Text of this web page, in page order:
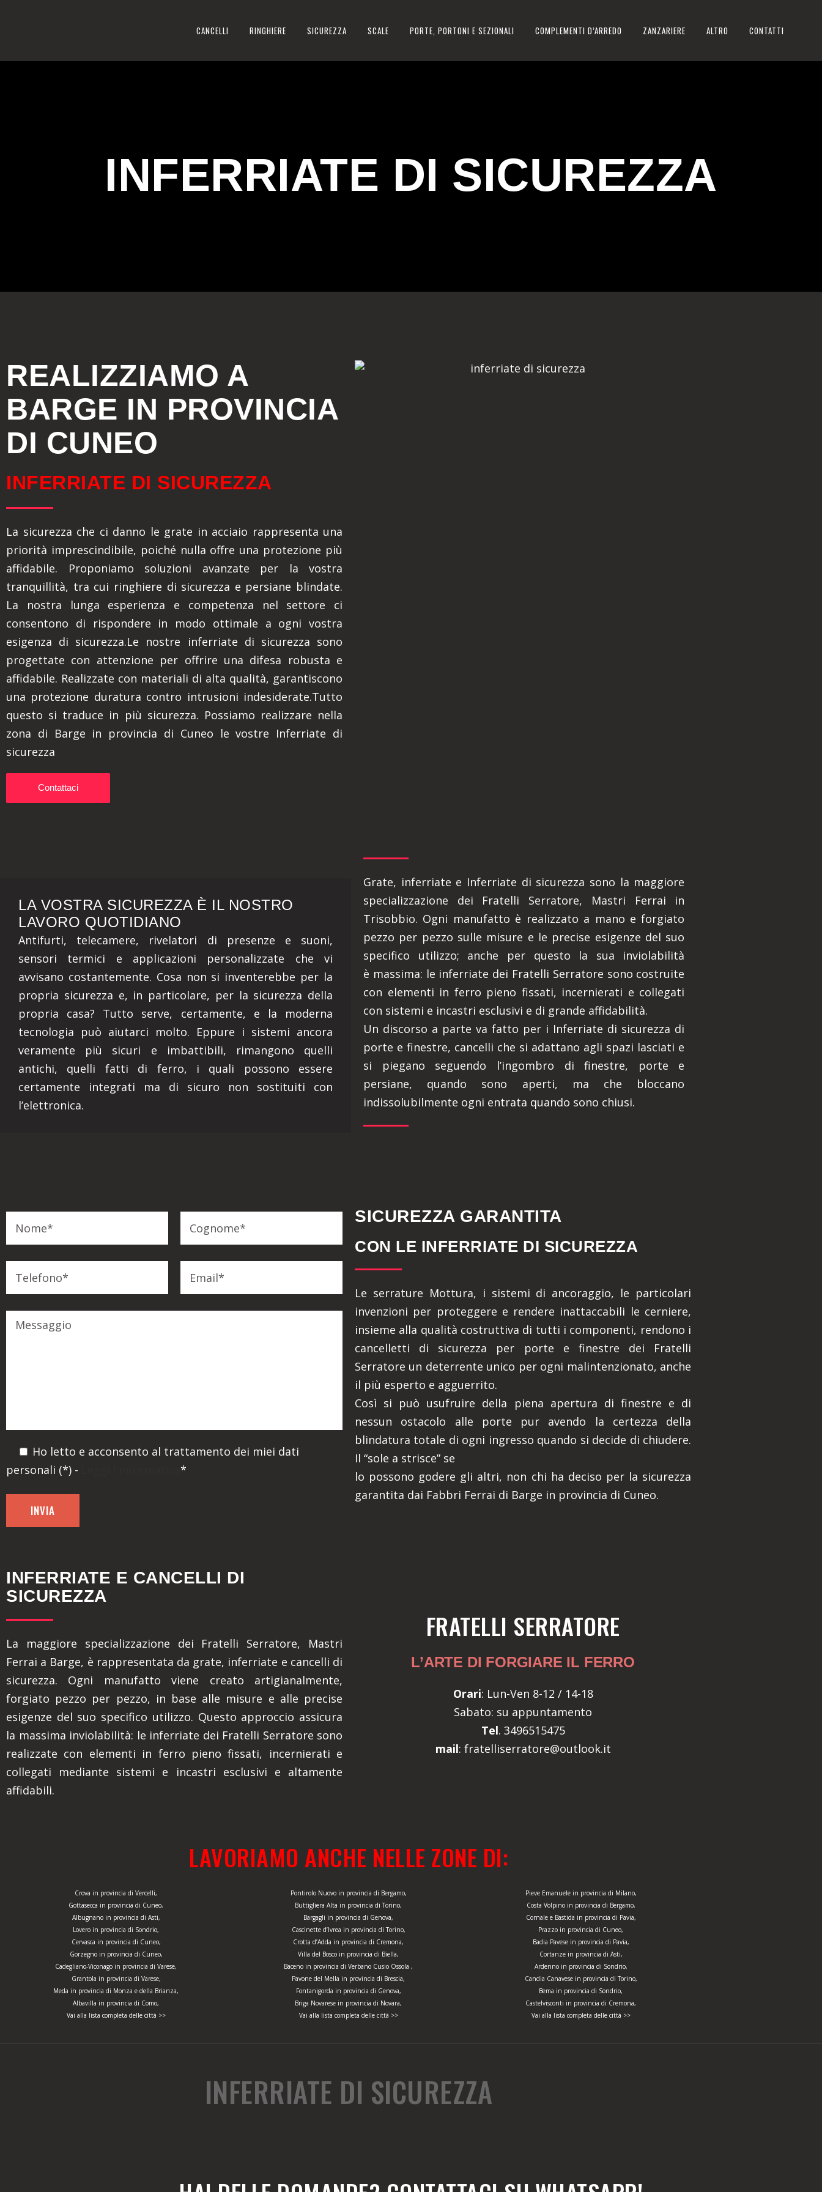
CANCELLI RINGHIERE SICUREZZA SCALE PORTE, PORTONI E SEZIONALI COMPLEMENTI D’ARREDO ZANZARIERE ALTRO CONTATTI
INFERRIATE DI SICUREZZA
REALIZZIAMO A
BARGE IN PROVINCIA
DI CUNEO
INFERRIATE DI SICUREZZA
La sicurezza che ci danno le grate in acciaio rappresenta una
priorità imprescindibile, poiché nulla offre una protezione più
affidabile. Proponiamo soluzioni avanzate per la vostra
tranquillità, tra cui ringhiere di sicurezza e persiane blindate.
La nostra lunga esperienza e competenza nel settore ci
consentono di rispondere in modo ottimale a ogni vostra
esigenza di sicurezza.Le nostre inferriate di sicurezza sono
progettate con attenzione per offrire una difesa robusta e
affidabile. Realizzate con materiali di alta qualità, garantiscono
una protezione duratura contro intrusioni indesiderate.Tutto
questo si traduce in più sicurezza. Possiamo realizzare nella
zona di Barge in provincia di Cuneo le vostre Inferriate di
sicurezza
Contattaci
LA VOSTRA SICUREZZA È IL NOSTRO
LAVORO QUOTIDIANO
Antifurti, telecamere, rivelatori di presenze e suoni,
sensori termici e applicazioni personalizzate che vi
avvisano costantemente. Cosa non si inventerebbe per la
propria sicurezza e, in particolare, per la sicurezza della
propria casa? Tutto serve, certamente, e la moderna
tecnologia può aiutarci molto. Eppure i sistemi ancora
veramente più sicuri e imbattibili, rimangono quelli
antichi, quelli fatti di ferro, i quali possono essere
certamente integrati ma di sicuro non sostituiti con
l’elettronica.
Grate, inferriate e Inferriate di sicurezza sono la maggiore
specializzazione dei Fratelli Serratore, Mastri Ferrai in
Trisobbio. Ogni manufatto è realizzato a mano e forgiato
pezzo per pezzo sulle misure e le precise esigenze del suo
specifico utilizzo; anche per questo la sua inviolabilità
è massima: le inferriate dei Fratelli Serratore sono costruite
con elementi in ferro pieno fissati, incernierati e collegati
con sistemi e incastri esclusivi e di grande affidabilità.
Un discorso a parte va fatto per i Inferriate di sicurezza di
porte e finestre, cancelli che si adattano agli spazi lasciati e
si piegano seguendo l’ingombro di finestre, porte e
persiane, quando sono aperti, ma che bloccano
indissolubilmente ogni entrata quando sono chiusi.
Ho letto e acconsento al trattamento dei miei dati
personali (*) -
*
SICUREZZA GARANTITA
CON LE INFERRIATE DI SICUREZZA
Le serrature Mottura, i sistemi di ancoraggio, le particolari
invenzioni per proteggere e rendere inattaccabili le cerniere,
insieme alla qualità costruttiva di tutti i componenti, rendono i
cancelletti di sicurezza per porte e finestre dei Fratelli
Serratore un deterrente unico per ogni malintenzionato, anche
il più esperto e agguerrito.
Così si può usufruire della piena apertura di finestre e di
nessun ostacolo alle porte pur avendo la certezza della
blindatura totale di ogni ingresso quando si decide di chiudere.
Il “sole a strisce” se
lo possono godere gli altri, non chi ha deciso per la sicurezza
garantita dai Fabbri Ferrai di Barge in provincia di Cuneo.
INFERRIATE E CANCELLI DI
SICUREZZA
La maggiore specializzazione dei Fratelli Serratore, Mastri
Ferrai a Barge, è rappresentata da grate, inferriate e cancelli di
sicurezza. Ogni manufatto viene creato artigianalmente,
forgiato pezzo per pezzo, in base alle misure e alle precise
esigenze del suo specifico utilizzo. Questo approccio assicura
la massima inviolabilità: le inferriate dei Fratelli Serratore sono
realizzate con elementi in ferro pieno fissati, incernierati e
collegati mediante sistemi e incastri esclusivi e altamente
affidabili.
FRATELLI SERRATORE
L’ARTE DI FORGIARE IL FERRO
Orari: Lun-Ven 8-12 / 14-18
Sabato: su appuntamento
Tel. 3496515475
mail: fratelliserratore@outlook.it
LAVORIAMO ANCHE NELLE ZONE DI:
Crova in provincia di Vercelli,
Gottasecca in provincia di Cuneo,
Albugnano in provincia di Asti,
Lovero in provincia di Sondrio,
Cervasca in provincia di Cuneo,
Gorzegno in provincia di Cuneo,
Cadegliano-Viconago in provincia di Varese,
Grantola in provincia di Varese,
Meda in provincia di Monza e della Brianza,
Albavilla in provincia di Como,
Vai alla lista completa delle città >>
Pontirolo Nuovo in provincia di Bergamo,
Buttigliera Alta in provincia di Torino,
Bargagli in provincia di Genova,
Cascinette d’Ivrea in provincia di Torino,
Crotta d’Adda in provincia di Cremona,
Villa del Bosco in provincia di Biella,
Baceno in provincia di Verbano Cusio Ossola ,
Pavone del Mella in provincia di Brescia,
Fontanigorda in provincia di Genova,
Briga Novarese in provincia di Novara,
Vai alla lista completa delle città >>
Pieve Emanuele in provincia di Milano,
Costa Volpino in provincia di Bergamo,
Cornale e Bastida in provincia di Pavia,
Prazzo in provincia di Cuneo,
Badia Pavese in provincia di Pavia,
Cortanze in provincia di Asti,
Ardenno in provincia di Sondrio,
Candia Canavese in provincia di Torino,
Bema in provincia di Sondrio,
Castelvisconti in provincia di Cremona,
Vai alla lista completa delle città >>
INFERRIATE DI SICUREZZA